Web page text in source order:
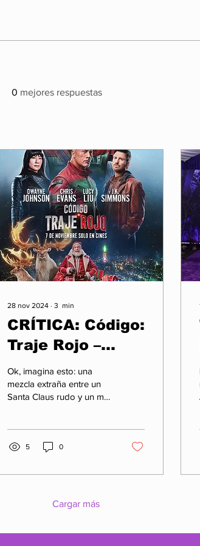
0 mejores respuestas
28 nov 2024 ∙ 3 min
CRÍTICA: Código:
Traje Rojo –
Dwayne Johnson
arruina la
Navidad en este
pobre
"blockbuster",
Ok, imagina esto: una
mezcla extraña entre un
Santa Claus rudo y un mal
5 0
Cargar más